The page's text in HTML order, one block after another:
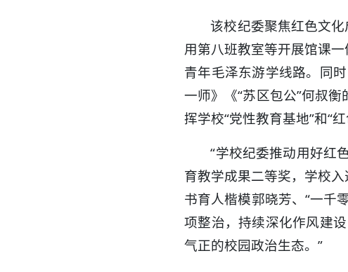
该校纪委聚焦红色文
用第八班教室等开展馆课
青年毛泽东游学线路。同
一师》《“苏区包公”何叔
挥学校“党性教育基地”和“
“学校纪委推动用好红
育教学成果二等奖，学校
书育人楷模郭晓芳、“一千
项整治，持续深化作风建
气正的校园政治生态。”